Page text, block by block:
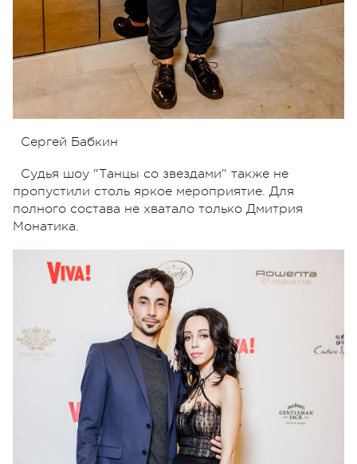
Сергей Бабкин
Судья шоу "Танцы со звездами" также не
пропустили столь яркое мероприятие. Для
полного состава не хватало только Дмитрия
Монатика.